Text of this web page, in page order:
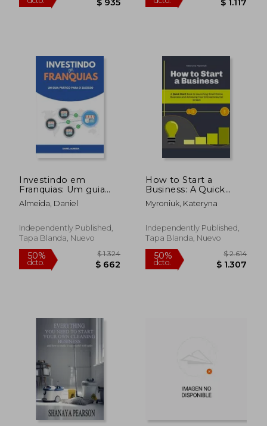
50%
dcto.
50%
dcto.
50%
dcto.
Investindo em
Franquias: Um guia
prático para o
sucesso (en
Almeida, Daniel
Independently Published,
Tapa Blanda, Nuevo
How to Start a
Business: A Quick
Start Book to
Launching Small
Achieving Your
Entrepreneurial
Myroniuk, Kateryna
Independently Published,
Tapa Blanda, Nuevo